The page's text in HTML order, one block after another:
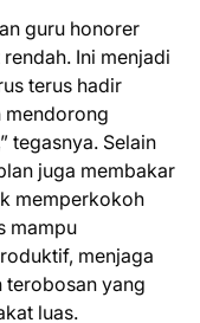
guru honorer
Ini menjadi
terus hadir
mendorong
tegasnya. Selain
juga membakar
memperkokoh
mampu
menjaga
terobosan yang
luas.